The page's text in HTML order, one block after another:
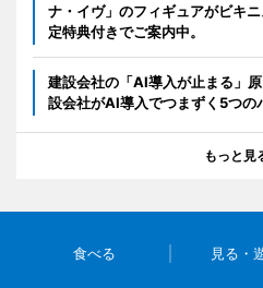
ナ・イヴ」のフィギュアがビキ
定特典付きでご案内中。
建設会社の「AI導入が止まる」
設会社がAI導入でつまずく5つの
もっと見
食べる 見る・